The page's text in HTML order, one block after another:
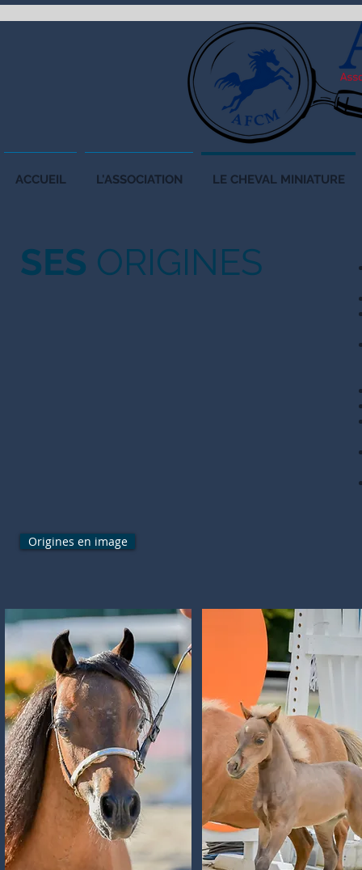
ACCUEIL L'ASSOCIATION LE CHEVAL MINIATURE
SES ORIGINES
Origines en image